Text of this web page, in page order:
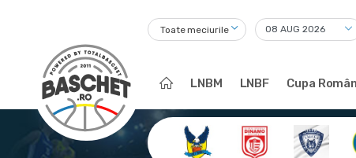
Toate meciurile
LNBM LNBF Cupa